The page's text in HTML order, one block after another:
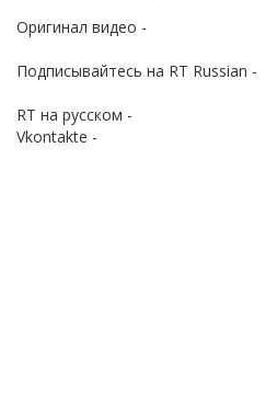
Оригинал видео -
Подписывайтесь на RT Russian -
RT на русском -
Vkontakte -